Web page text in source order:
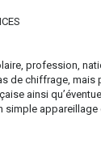
profession,
de chiffrage, mais
ainsi
appareillage